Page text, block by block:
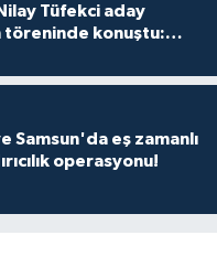
Tüfekci aday
töreninde konuştu:
Samsun'da eş zamanlı
operasyonu!